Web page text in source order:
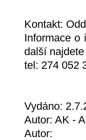
Kontakt:
Informace o
další
tel: 274 052
Vydáno:
Autor: AK -
Autor: